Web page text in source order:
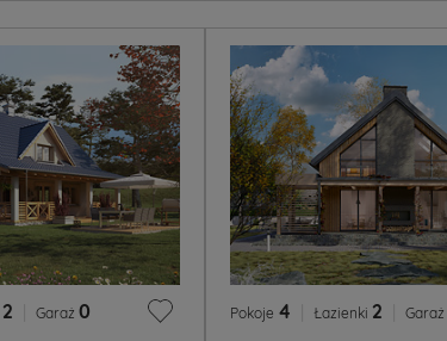
2 Garaż 0 Pokoje 4 Łazienki 2 Garaż